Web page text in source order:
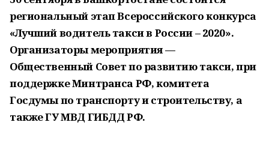
региональный этап Всероссийского конкурса
«Лучший водитель такси в России – 2020».
Организаторы мероприятия —
Общественный Совет по развитию такси, при
поддержке Минтранса РФ, комитета
Госдумы по транспорту и строительству, а
также ГУ МВД ГИБДД РФ.